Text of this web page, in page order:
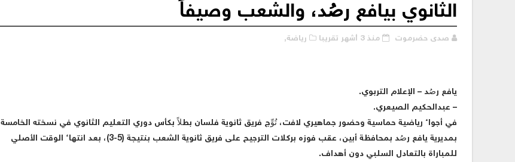
الثانوي بيافع رصُد، والشعب وصيفاً
صدى حضرموت منذ 3 أشهر تقريبا رياضة,
يافع رصُد – الإعلام التربوي.
– عبدالحكيم الصيعري.
في أجواء رياضية حماسية وحضور جماهيري لافت، تُوِّج فريق ثانوية فلسان بطلاً بكأس دوري التعليم الثانوي في نسخته الخامسة
بمديرية يافع رصُد بمحافظة أبين، عقب فوزه بركلات الترجيح على فريق ثانوية الشعب بنتيجة (5-3)، بعد انتهاء الوقت الأصلي
للمباراة بالتعادل السلبي دون أهداف.